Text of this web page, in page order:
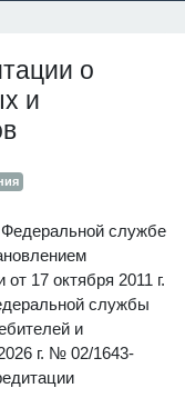
о
и
службе
17 октября 2011 г.
службы
и
г. № 02/1643-